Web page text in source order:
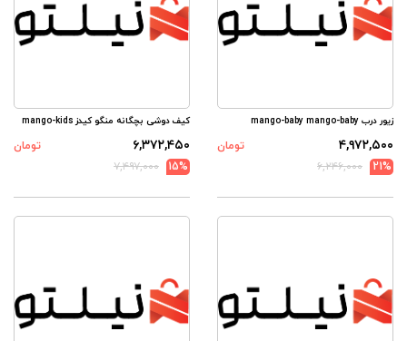
زیور درب mango-baby mango-baby
۴,۹۷۲,۵۰۰
تومان
21%
۶,۲۴۶,۰۰۰
کیف دوشی بچگانه منگو کیدز mango-kids
۶,۳۷۲,۴۵۰
تومان
15%
۷,۴۹۷,۰۰۰